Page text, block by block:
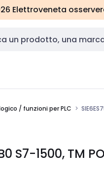
Elettroveneta
/ funzioni per PLC
S7-1500, TM